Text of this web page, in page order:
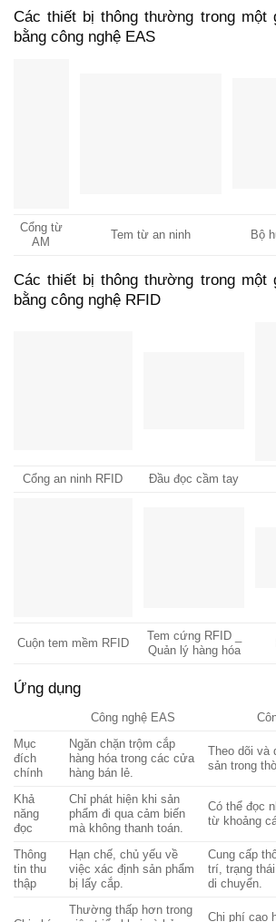
Các thiết bị thông thường trong một
bằng công nghệ EAS
Cổng từ
AM
Tem từ an ninh Bộ
Các thiết bị thông thường trong một
bằng công nghệ RFID
Cổng an ninh RFID Đầu đọc cầm tay
Cuộn tem mềm RFID
Tem cứng RFID _
Quản lý hàng hóa
Ứng dụng
Công nghệ EAS
Mục
đích
chính
Ngăn chặn trộm cắp
hàng hóa trong các cửa
hàng bán lẻ.
Theo dõi và
sản trong
Khả
năng
đọc
Chỉ phát hiện khi sản
phẩm đi qua cảm biến
mà không thanh toán.
Có thể đọc
từ khoảng
Thông
tin thu
thập
Hạn chế, chủ yếu về
việc xác định sản phẩm
bị lấy cắp.
Cung cấp
trí, trạng
di chuyển.
Thường thấp hơn trong
Chi phí cao